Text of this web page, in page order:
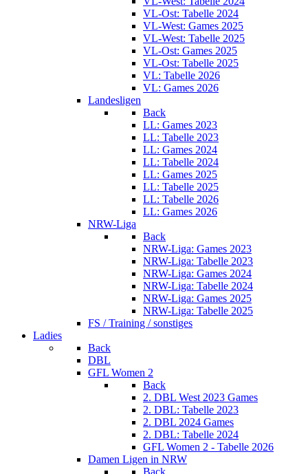
VL-Ost: Tabelle 2024
VL-West: Games 2025
VL-West: Tabelle 2025
VL-Ost: Games 2025
VL-Ost: Tabelle 2025
VL: Tabelle 2026
VL: Games 2026
Landesligen
Back
LL: Games 2023
LL: Tabelle 2023
LL: Games 2024
LL: Tabelle 2024
LL: Games 2025
LL: Tabelle 2025
LL: Tabelle 2026
LL: Games 2026
NRW-Liga
Back
NRW-Liga: Games 2023
NRW-Liga: Tabelle 2023
NRW-Liga: Games 2024
NRW-Liga: Tabelle 2024
NRW-Liga: Games 2025
NRW-Liga: Tabelle 2025
FS / Training / sonstiges
Ladies
Back
DBL
GFL Women 2
Back
2. DBL West 2023 Games
2. DBL: Tabelle 2023
2. DBL 2024 Games
2. DBL: Tabelle 2024
GFL Women 2 - Tabelle 2026
Damen Ligen in NRW
Back